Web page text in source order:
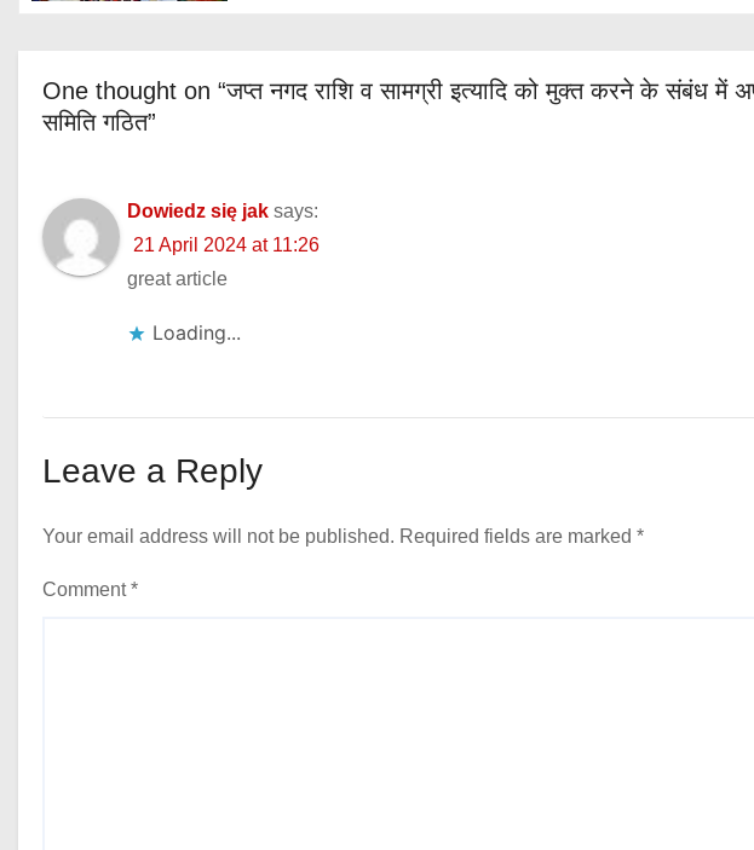
One thought on “जप्त नगद राशि व सामग्री इत्यादि को मुक्त करने के संबंध में
समिति गठित”
Dowiedz się jak says:
21 April 2024 at 11:26
great article
Loading...
Leave a Reply
Your email address will not be published. Required fields are marked *
Comment*